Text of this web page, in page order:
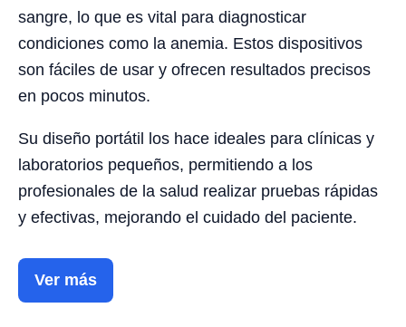
sangre, lo que es vital para diagnosticar
condiciones como la anemia. Estos dispositivos
son fáciles de usar y ofrecen resultados precisos
en pocos minutos.
Su diseño portátil los hace ideales para clínicas y
laboratorios pequeños, permitiendo a los
profesionales de la salud realizar pruebas rápidas
y efectivas, mejorando el cuidado del paciente.
Ver más